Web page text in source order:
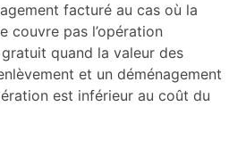
facturé au cas où la
couvre pas l’opération
quand la valeur des
et un déménagement
est inférieur au coût du